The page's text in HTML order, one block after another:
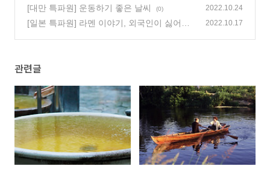
我就近开始运动了
(0)
[대만 특파원] 운동하기 좋은 날씨 (0) 2022.10.24
[일본 특파원] 라멘 이야기, 외국인이 싫어하
2022.10.17
관련글